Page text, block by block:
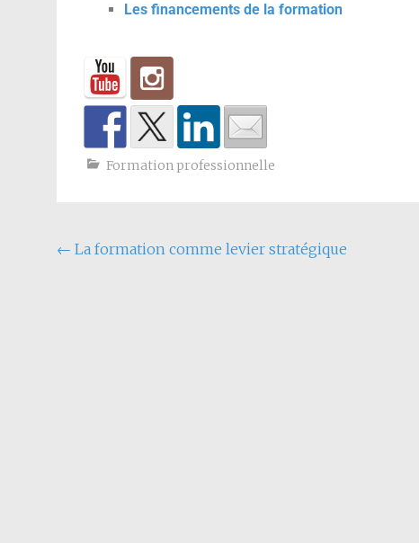
Les financements de la formation
Formation professionnelle
← La formation comme levier stratégique